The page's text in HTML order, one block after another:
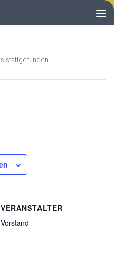
stattgefunden.
VERANSTALTER
Vorstand